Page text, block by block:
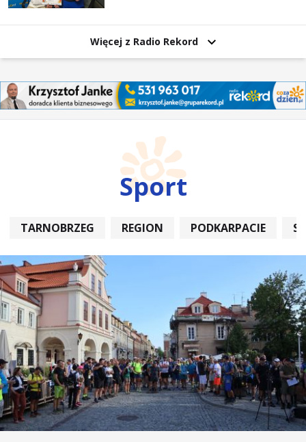
Więcej z Radio Rekord
Sport
TARNOBRZEG REGION PODKARPACIE